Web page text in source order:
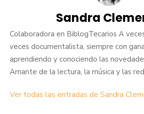
Sandra
Colaboradora en BiblogTecarios A
veces documentalista, siempre con
aprendiendo y conociendo las
Amante de la lectura, la música y las
Ver todas las entradas de Sandra